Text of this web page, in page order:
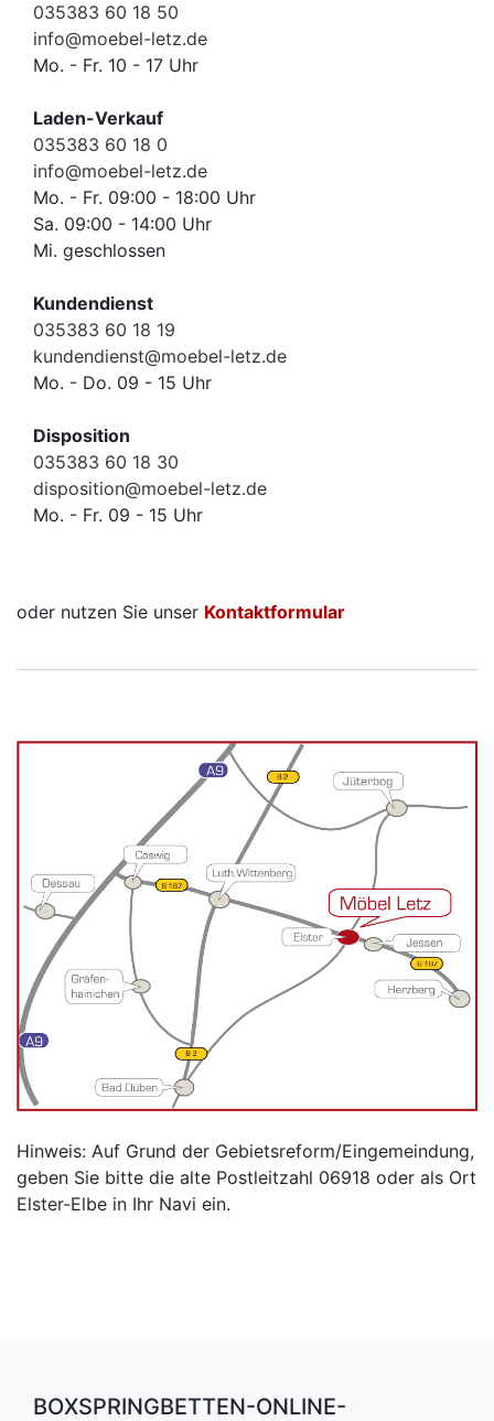
035383 60 18 50
info@moebel-letz.de
Mo. - Fr. 10 - 17 Uhr
Laden-Verkauf
035383 60 18 0
info@moebel-letz.de
Mo. - Fr. 09:00 - 18:00 Uhr
Sa. 09:00 - 14:00 Uhr
Mi. geschlossen
Kundendienst
035383 60 18 19
kundendienst@moebel-letz.de
Mo. - Do. 09 - 15 Uhr
Disposition
035383 60 18 30
disposition@moebel-letz.de
Mo. - Fr. 09 - 15 Uhr
oder nutzen Sie unser Kontaktformular
Hinweis: Auf Grund der Gebietsreform/Eingemeindung,
geben Sie bitte die alte Postleitzahl 06918 oder als Ort
Elster-Elbe in Ihr Navi ein.
BOXSPRINGBETTEN-ONLINE-